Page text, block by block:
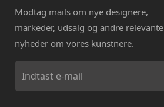
Modtag mails om nye designere,
markeder, udsalg og andre relevante
nyheder om vores kunstnere.